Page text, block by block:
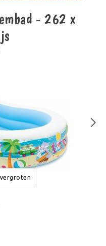
- 262 x